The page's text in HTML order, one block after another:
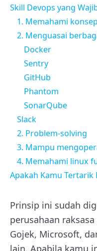
Skill Devops yang
1. Memahami
2. Menguasai
Docker
Sentry
GitHub
Phantom
SonarQube
Slack
2. Problem-solving
3. Mampu
4. Memahami linux
Apakah Kamu Tertarik
Prinsip ini sudah
perusahaan
Gojek, Microsoft,
lain. Apabila kamu